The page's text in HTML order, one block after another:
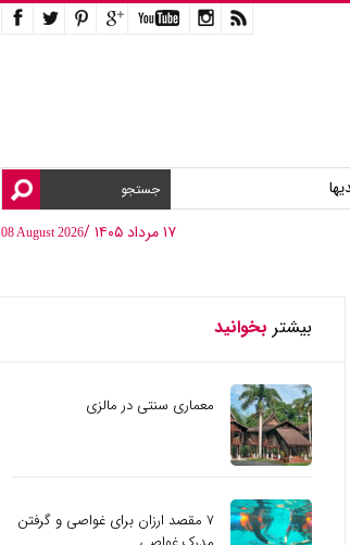
۱۷ مرداد ۱۴۰۵ /
08 August 2026
بیشتر بخوانید
معماری سنتی در مالزی
۷ مقصد ارزان برای غواصی و گرفتن